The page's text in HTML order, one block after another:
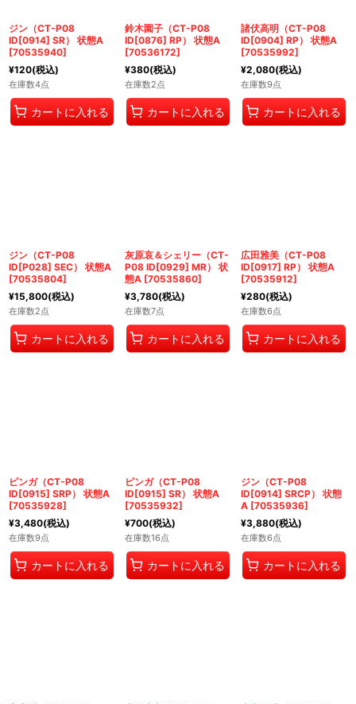
ジン（CT-P08
ID[0914] SR） 状態A
[70535940]
¥120(税込)
在庫数4点
カートに入れる
鈴木園子（CT-P08
ID[0876] RP） 状態A
[70536172]
¥380(税込)
在庫数2点
カートに入れる
諸伏高明（CT-P08
ID[0904] RP） 状態A
[70535992]
¥2,080(税込)
在庫数9点
カートに入れる
ジン（CT-P08
ID[P028] SEC） 状態A
[70535804]
¥15,800(税込)
在庫数2点
カートに入れる
灰原哀＆シェリー（CT-
P08 ID[0929] MR） 状
態A [70535860]
¥3,780(税込)
在庫数7点
カートに入れる
広田雅美（CT-P08
ID[0917] RP） 状態A
[70535912]
¥280(税込)
在庫数6点
カートに入れる
ピンガ（CT-P08
ID[0915] SRP） 状態A
[70535928]
¥3,480(税込)
在庫数9点
カートに入れる
ピンガ（CT-P08
ID[0915] SR） 状態A
[70535932]
¥700(税込)
在庫数16点
カートに入れる
ジン（CT-P08
ID[0914] SRCP） 状態
A [70535936]
¥3,880(税込)
在庫数6点
カートに入れる